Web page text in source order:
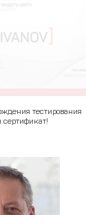
тестирования
сертификат!